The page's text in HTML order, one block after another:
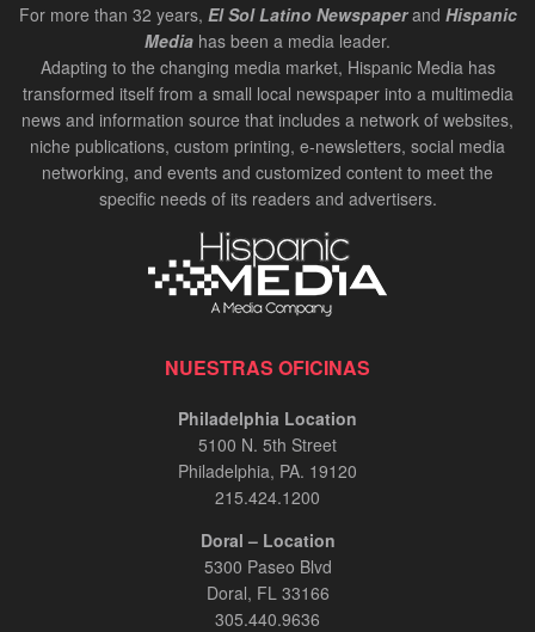
For more than 32 years, El Sol Latino Newspaperand Hispanic
Media has been a media leader.
Adapting to the changing media market, Hispanic Media has
transformed itself from a small local newspaper into a multimedia
news and information source that includes a network of websites,
niche publications, custom printing, e-newsletters, social media
networking, and events and customized content to meet the
specific needs of its readers and advertisers.
NUESTRAS OFICINAS
Philadelphia Location
5100 N. 5th Street
Philadelphia, PA. 19120
215.424.1200
Doral – Location
5300 Paseo Blvd
Doral, FL 33166
305.440.9636